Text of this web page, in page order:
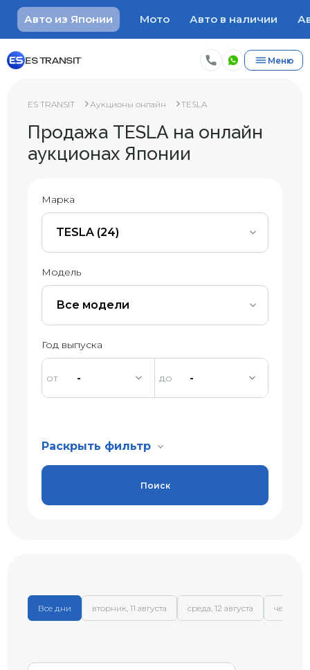
Авто из Японии Мото Авто в наличии
ES TRANSIT Меню
ES TRANSIT Аукционы онлайн TESLA
Продажа TESLA на онлайн
аукционах Японии
Марка
TESLA (24)
Модель
Все модели
Год выпуска
- -
Раскрыть фильтр
Поиск
Все дни вторник, 11 августа среда, 12 августа четверг,